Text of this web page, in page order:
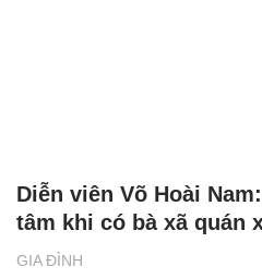
GIA ĐÌNH
Diễn viên Võ Hoài
tâm khi có bà xã quán